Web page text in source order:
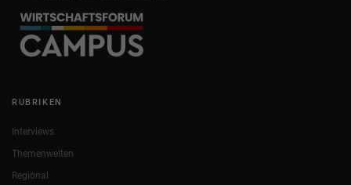
RUBRIKEN
Interviews
Themenwelten
Regional